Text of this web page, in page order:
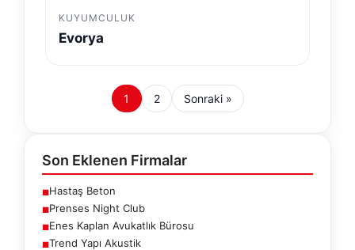
KUYUMCULUK
Evorya
1 2 Sonraki »
Son Eklenen Firmalar
■Hastaş Beton
■Prenses Night Club
■Enes Kaplan Avukatlık Bürosu
■Trend Yapı Akustik